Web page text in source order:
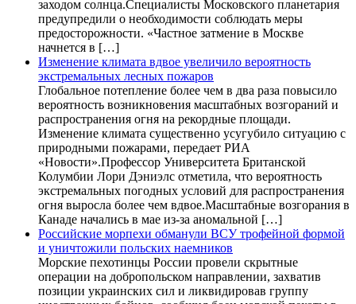
заходом солнца.Специалисты Московского планетария
предупредили о необходимости соблюдать меры
предосторожности. «Частное затмение в Москве
начнется в […]
Изменение климата вдвое увеличило вероятность
экстремальных лесных пожаров
Глобальное потепление более чем в два раза повысило
вероятность возникновения масштабных возгораний и
распространения огня на рекордные площади.
Изменение климата существенно усугубило ситуацию с
природными пожарами, передает РИА
«Новости».Профессор Университета Британской
Колумбии Лори Дэниэлс отметила, что вероятность
экстремальных погодных условий для распространения
огня выросла более чем вдвое.Масштабные возгорания в
Канаде начались в мае из-за аномальной […]
Российские морпехи обманули ВСУ трофейной формой
и уничтожили польских наемников
Морские пехотинцы России провели скрытные
операции на добропольском направлении, захватив
позиции украинских сил и ликвидировав группу